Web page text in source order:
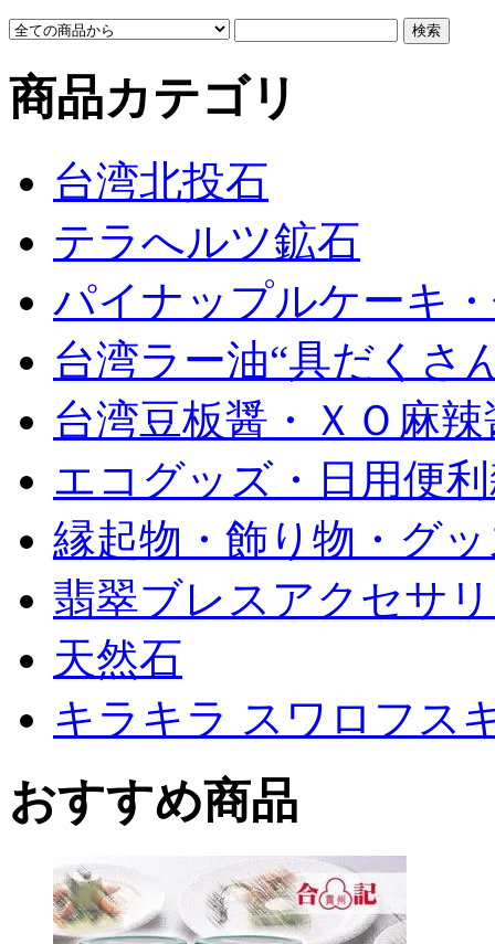
商品カテゴリ
台湾北投石
テラへルツ鉱石
パイナップルケーキ
台湾ラー油“具だくさ
台湾豆板醤・ＸＯ麻辣
エコグッズ・日用便
縁起物・飾り物・グ
翡翠ブレスアクセサ
天然石
キラキラ スワロフス
おすすめ商品